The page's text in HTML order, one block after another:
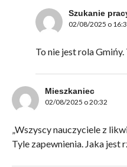
Szukanie
02/08/2025 o
To nie jest rola
Mieszkaniec
02/08/2025 o 20:32
„Wszyscy nauczyciele z
Tyle zapewnienia. Jaka jest